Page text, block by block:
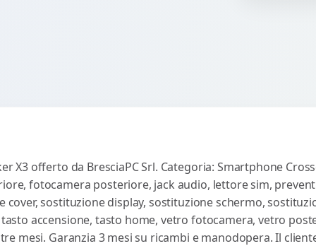
X3 offerto da BresciaPC Srl. Categoria: Smartphone
fotocamera posteriore, jack audio, lettore sim,
sostituzione display, sostituzione schermo,
accensione, tasto home, vetro fotocamera, vetro
mesi. Garanzia 3 mesi su ricambi e manodopera. Il